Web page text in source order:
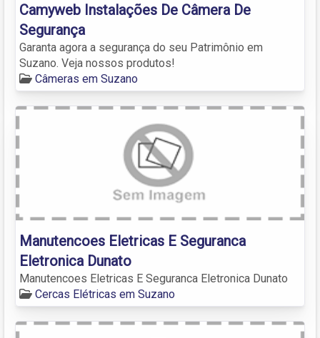
Camyweb Instalações De Câmera De
Segurança
Garanta agora a segurança do seu Patrimônio em
Suzano. Veja nossos produtos!
Câmeras em Suzano
Manutencoes Eletricas E Seguranca
Eletronica Dunato
Manutencoes Eletricas E Seguranca Eletronica Dunato
Cercas Elétricas em Suzano